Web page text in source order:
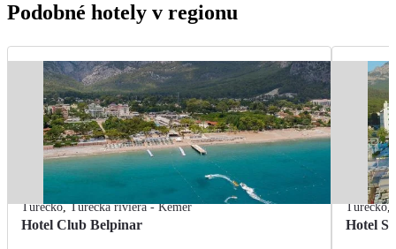
Podobné hotely v regionu
Turecko,Turecká riviéra - Kemer
Hotel Club Belpinar
Turecko,
Hotel